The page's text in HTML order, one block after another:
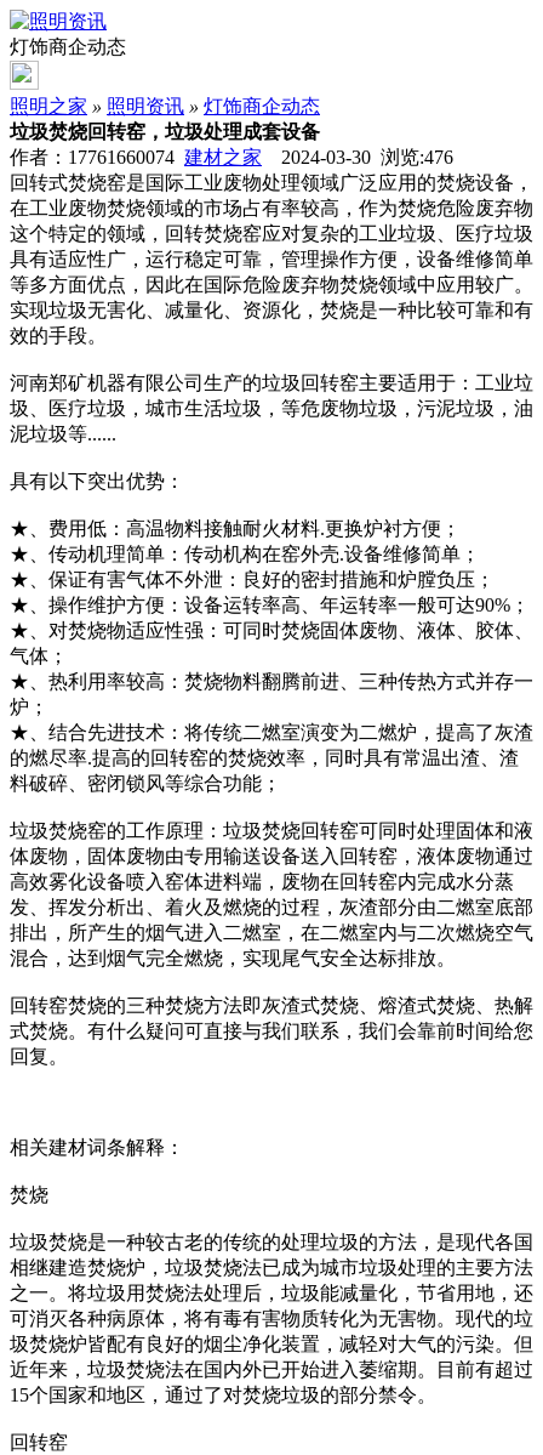
灯饰商企动态
照明之家 » 照明资讯 » 灯饰商企动态
垃圾焚烧回转窑，垃圾处理成套设备
作者：17761660074 建材之家 2024-03-30 浏览:476
回转式焚烧窑是国际工业废物处理领域广泛应用的焚烧设备，
在工业废物焚烧领域的市场占有率较高，作为焚烧危险废弃物
这个特定的领域，回转焚烧窑应对复杂的工业垃圾、医疗垃圾
具有适应性广，运行稳定可靠，管理操作方便，设备维修简单
等多方面优点，因此在国际危险废弃物焚烧领域中应用较广。
实现垃圾无害化、减量化、资源化，焚烧是一种比较可靠和有
效的手段。
河南郑矿机器有限公司生产的垃圾回转窑主要适用于：工业垃
圾、医疗垃圾，城市生活垃圾，等危废物垃圾，污泥垃圾，油
泥垃圾等......
具有以下突出优势：
★、费用低：高温物料接触耐火材料.更换炉衬方便；
★、传动机理简单：传动机构在窑外壳.设备维修简单；
★、保证有害气体不外泄：良好的密封措施和炉膛负压；
★、操作维护方便：设备运转率高、年运转率一般可达90%；
★、对焚烧物适应性强：可同时焚烧固体废物、液体、胶体、
气体；
★、热利用率较高：焚烧物料翻腾前进、三种传热方式并存一
炉；
★、结合先进技术：将传统二燃室演变为二燃炉，提高了灰渣
的燃尽率.提高的回转窑的焚烧效率，同时具有常温出渣、渣
料破碎、密闭锁风等综合功能；
垃圾焚烧窑的工作原理：垃圾焚烧回转窑可同时处理固体和液
体废物，固体废物由专用输送设备送入回转窑，液体废物通过
高效雾化设备喷入窑体进料端，废物在回转窑内完成水分蒸
发、挥发分析出、着火及燃烧的过程，灰渣部分由二燃室底部
排出，所产生的烟气进入二燃室，在二燃室内与二次燃烧空气
混合，达到烟气完全燃烧，实现尾气安全达标排放。
回转窑焚烧的三种焚烧方法即灰渣式焚烧、熔渣式焚烧、热解
式焚烧。有什么疑问可直接与我们联系，我们会靠前时间给您
回复。
相关建材词条解释：
焚烧
垃圾焚烧是一种较古老的传统的处理垃圾的方法，是现代各国
相继建造焚烧炉，垃圾焚烧法已成为城市垃圾处理的主要方法
之一。将垃圾用焚烧法处理后，垃圾能减量化，节省用地，还
可消灭各种病原体，将有毒有害物质转化为无害物。现代的垃
圾焚烧炉皆配有良好的烟尘净化装置，减轻对大气的污染。但
近年来，垃圾焚烧法在国内外已开始进入萎缩期。目前有超过
15个国家和地区，通过了对焚烧垃圾的部分禁令。
回转窑